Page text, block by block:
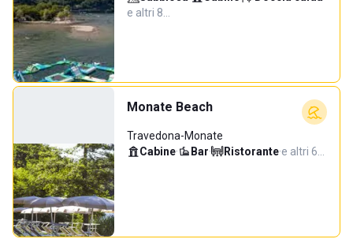
e altri 8…
Monate Beach
Travedona-Monate
Cabine· Bar· Ristorante·e altri 6…